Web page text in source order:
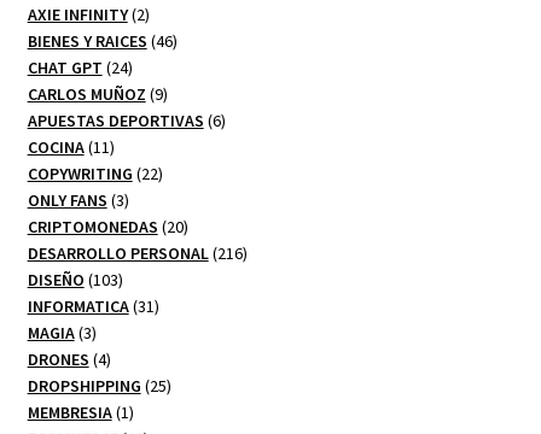
productos
AXIE INFINITY 22
productos
BIENES Y RAICES 4646
CHAT GPT 2424
productos
CARLOS MUÑOZ 99
productos
APUESTAS DEPORTIVAS 66
COCINA 1111
productos
COPYWRITING 2222
ONLY FANS 33
productos
CRIPTOMONEDAS 2020
productos
DESARROLLO PERSONAL 216216
DISEÑO 103103
productos
INFORMATICA 3131
MAGIA 33
productos
DRONES 44
productos
DROPSHIPPING 2525
MEMBRESIA 11